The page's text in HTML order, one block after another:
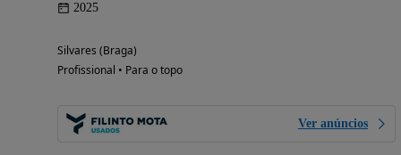
2025
Silvares (Braga)
Profissional • Para o topo
Ver anúncios